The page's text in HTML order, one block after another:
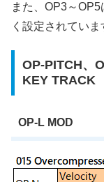
また、OP3～
く設定されていま
OP-PITCH、
KEY TRACK
OP-L MOD